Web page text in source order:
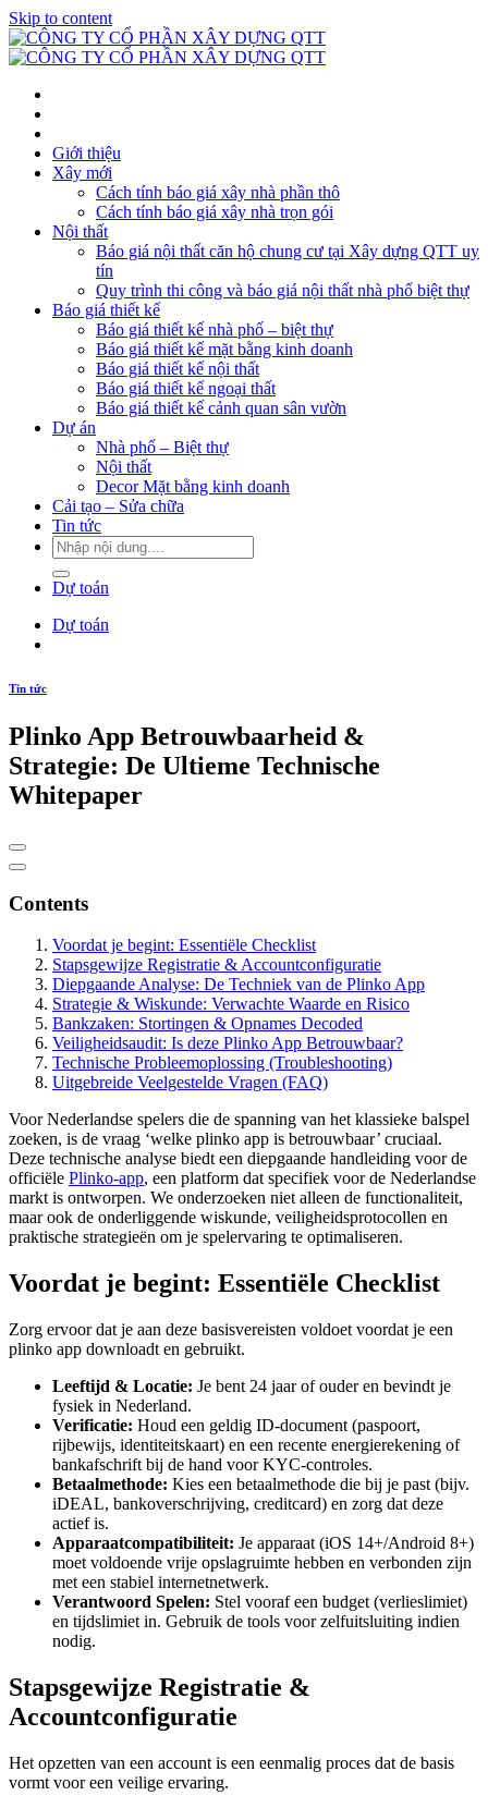
Skip to content
Giới thiệu
Xây mới
Cách tính báo giá xây nhà phần thô
Cách tính báo giá xây nhà trọn gói
Nội thất
Báo giá nội thất căn hộ chung cư tại Xây dựng QTT uy
tín
Quy trình thi công và báo giá nội thất nhà phố biệt thự
Báo giá thiết kế
Báo giá thiết kế nhà phố – biệt thự
Báo giá thiết kế mặt bằng kinh doanh
Báo giá thiết kế nội thất
Báo giá thiết kế ngoại thất
Báo giá thiết kế cảnh quan sân vườn
Dự án
Nhà phố – Biệt thự
Nội thất
Decor Mặt bằng kinh doanh
Cải tạo – Sửa chữa
Tin tức
Dự toán
Dự toán
Tin tức
Plinko App Betrouwbaarheid &
Strategie: De Ultieme Technische
Whitepaper
Contents
Voordat je begint: Essentiële Checklist
Stapsgewijze Registratie & Accountconfiguratie
Diepgaande Analyse: De Techniek van de Plinko App
Strategie & Wiskunde: Verwachte Waarde en Risico
Bankzaken: Stortingen & Opnames Decoded
Veiligheidsaudit: Is deze Plinko App Betrouwbaar?
Technische Probleemoplossing (Troubleshooting)
Uitgebreide Veelgestelde Vragen (FAQ)
Voor Nederlandse spelers die de spanning van het klassieke balspel
zoeken, is de vraag ‘welke plinko app is betrouwbaar’ cruciaal.
Deze technische analyse biedt een diepgaande handleiding voor de
officiële Plinko-app, een platform dat specifiek voor de Nederlandse
markt is ontworpen. We onderzoeken niet alleen de functionaliteit,
maar ook de onderliggende wiskunde, veiligheidsprotocollen en
praktische strategieën om je spelervaring te optimaliseren.
Voordat je begint: Essentiële Checklist
Zorg ervoor dat je aan deze basisvereisten voldoet voordat je een
plinko app downloadt en gebruikt.
Leeftijd & Locatie: Je bent 24 jaar of ouder en bevindt je
fysiek in Nederland.
Verificatie: Houd een geldig ID-document (paspoort,
rijbewijs, identiteitskaart) en een recente energierekening of
bankafschrift bij de hand voor KYC-controles.
Betaalmethode: Kies een betaalmethode die bij je past (bijv.
iDEAL, bankoverschrijving, creditcard) en zorg dat deze
actief is.
Apparaatcompatibiliteit: Je apparaat (iOS 14+/Android 8+)
moet voldoende vrije opslagruimte hebben en verbonden zijn
met een stabiel internetnetwerk.
Verantwoord Spelen: Stel vooraf een budget (verlieslimiet)
en tijdslimiet in. Gebruik de tools voor zelfuitsluiting indien
nodig.
Stapsgewijze Registratie &
Accountconfiguratie
Het opzetten van een account is een eenmalig proces dat de basis
vormt voor een veilige ervaring.